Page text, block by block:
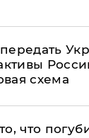
схема
что